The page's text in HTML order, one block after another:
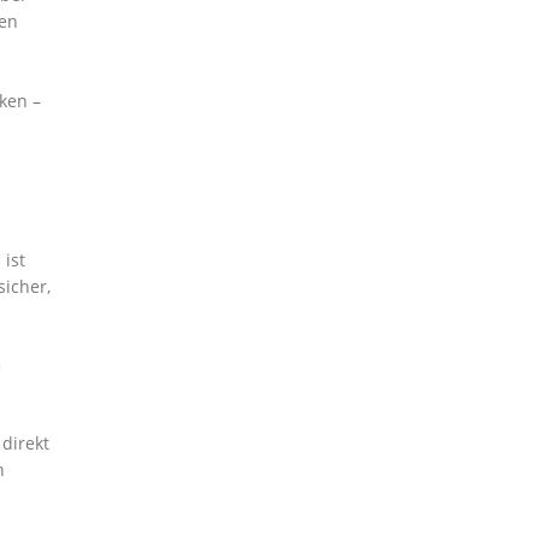
–
ist
direkt